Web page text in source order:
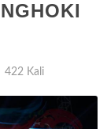
422 Kali